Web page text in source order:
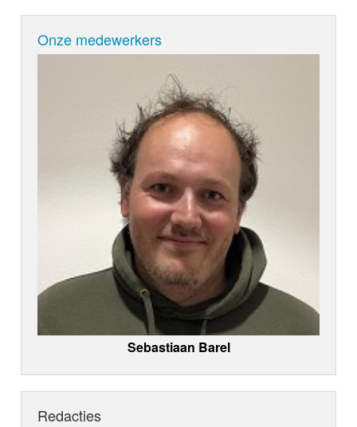
Onze medewerkers
Sebastiaan Barel
Redacties